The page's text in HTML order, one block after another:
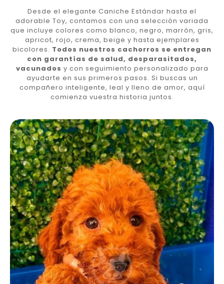
Desde el elegante Caniche Estándar hasta el
adorable Toy, contamos con una selección variada
que incluye colores como blanco, negro, marrón, gris,
apricot, rojo, crema, beige y hasta ejemplares
bicolores. Todos nuestros cachorros se entregan
con garantías de salud, desparasitados,
vacunados y con seguimiento personalizado para
ayudarte en sus primeros pasos. Si buscas un
compañero inteligente, leal y lleno de amor, aquí
comienza vuestra historia juntos.